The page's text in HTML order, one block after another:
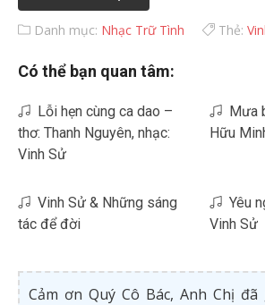
Danh mục: Nhạc Trữ Tình Thẻ:
Có thể bạn quan tâm:
Lỗi hẹn cùng ca dao –
thơ: Thanh Nguyên, nhạc:
Vinh Sử
Mưa
Hữu
Vinh Sử & Những sáng
tác để đời
Yêu
Vinh Sử
Cảm ơn Quý Cô Bác, Anh Chị